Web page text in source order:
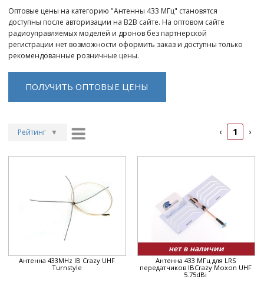
Категории
Бренды
Войти в B2B
Стать партнером
Оптовые цены на категорию "Антенны 433 МГц" становятся
доступны после авторизации на B2B сайте. На оптовом сайте
радиоуправляемых моделей и дронов без партнерской
регистрации нет возможности оформить заказ и доступны только
рекомендованные розничные цены.
ПОЛУЧИТЬ ОПТОВЫЕ ЦЕНЫ
Рейтинг ▼
Цена ▲
‹ 1 ›
Антенна 433MHz IB Crazy UHF
Turnstyle
нет в наличии
Антенна 433 МГц для LRS
передатчиков IBCrazy Moxon UHF
5.75dBi